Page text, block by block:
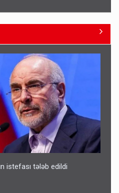
Kasko bahalaşır -
istefası tələb edildi